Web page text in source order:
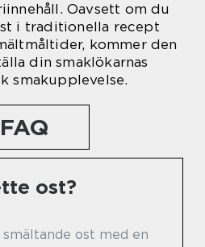
Oavsett om du
i traditionella recept
kommer den
din smaklökarnas
smakupplevelse.
FAQ
ost?
ost med en